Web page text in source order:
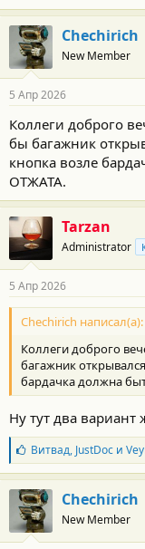
Chechirich
New Member
5 Апр 2026
Коллеги доброго
бы багажник
кнопка возле
ОТЖАТА.
Tarzan
Administrator
5 Апр 2026
Chechirich написал(а):
Коллеги доброго
багажник
бардачка должна
Ну тут два вариант
Б
л
а
г
о
д
а
Витвад, JustDocи
Chechirich
New Member